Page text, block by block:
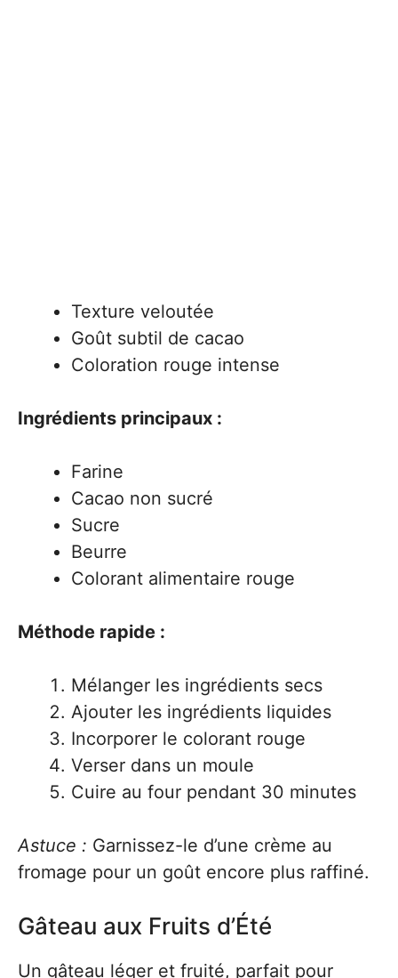
Texture veloutée
Goût subtil de cacao
Coloration rouge intense
Ingrédients principaux :
Farine
Cacao non sucré
Sucre
Beurre
Colorant alimentaire rouge
Méthode rapide :
Mélanger les ingrédients secs
Ajouter les ingrédients liquides
Incorporer le colorant rouge
Verser dans un moule
Cuire au four pendant 30 minutes
Astuce : Garnissez-le d’une crème au
fromage pour un goût encore plus raffiné.
Gâteau aux Fruits d’Été
Un gâteau léger et fruité, parfait pour